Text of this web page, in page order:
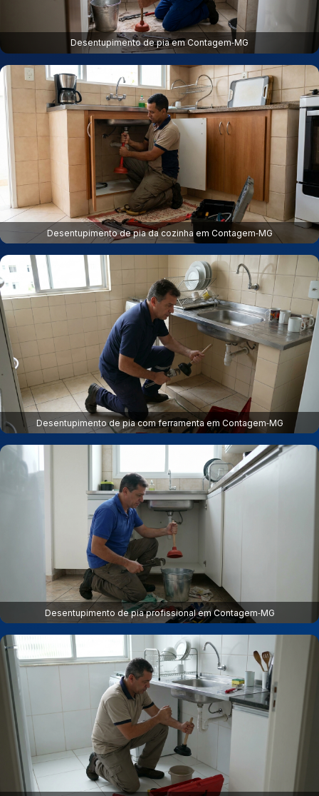
Desentupimento de pia em Contagem‑MG
Desentupimento de pia da cozinha em Contagem‑MG
Desentupimento de pia com ferramenta em Contagem‑MG
Desentupimento de pia profissional em Contagem‑MG